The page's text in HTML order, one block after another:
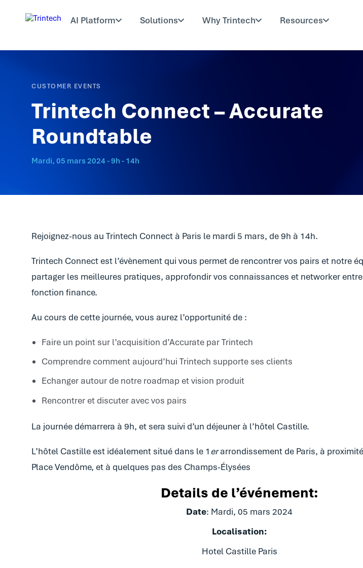
AI Platform Solutions Why Trintech Resources
CUSTOMER EVENTS
Trintech Connect – Accurate
Roundtable
Mardi, 05 mars 2024 - 9h - 14h
Rejoignez-nous au Trintech Connect à Paris le mardi 5 mars, de 9h à 14h.
Trintech Connect est l’évènement qui vous permet de rencontrer vos pairs et notre
partager les meilleures pratiques, approfondir vos connaissances et networker
fonction finance.
Au cours de cette journée, vous aurez l’opportunité de :
Faire un point sur l’acquisition d’Accurate par Trintech
Comprendre comment aujourd’hui Trintech supporte ses clients
Echanger autour de notre roadmap et vision produit
Rencontrer et discuter avec vos pairs
La journée démarrera à 9h, et sera suivi d’un déjeuner à l’hôtel Castille.
L’hôtel Castille est idéalement situé dans le 1erarrondissement de Paris, à
Place Vendôme, et à quelques pas des Champs-Élysées
Details de l’événement:
Date: Mardi, 05 mars 2024
Localisation:
Hotel Castille Paris